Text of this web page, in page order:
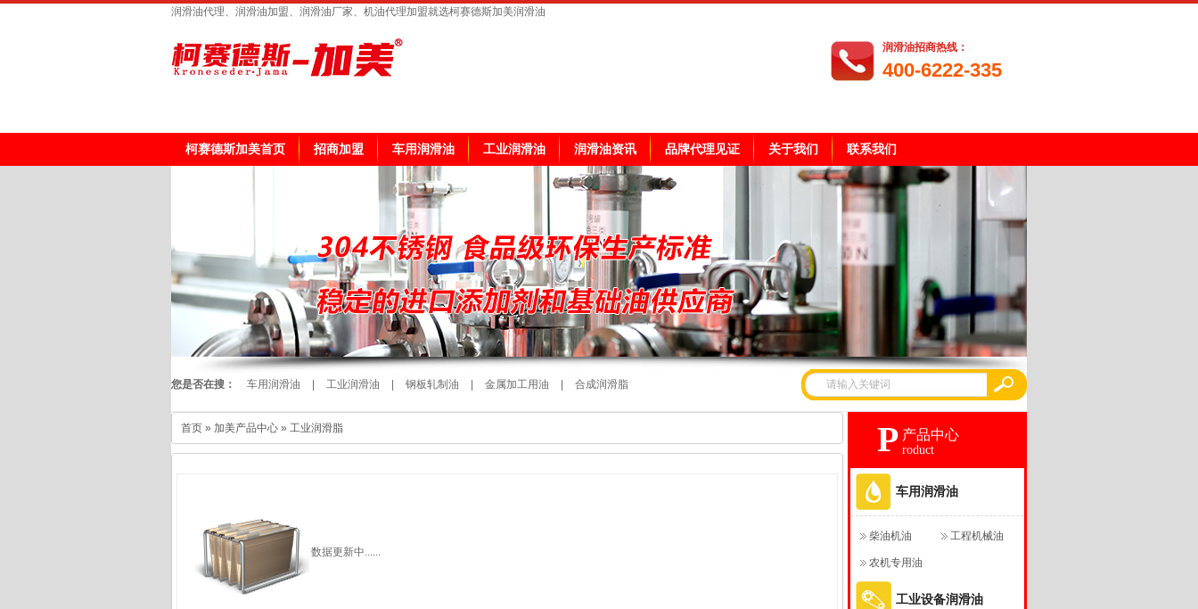
润滑油代理、润滑油加盟、润滑油厂家、机油代理加盟就选柯赛德斯加美润滑油
润滑油招商热线：
400-6222-335
柯赛德斯加美首页 招商加盟 车用润滑油 工业润滑油 润滑油资讯 品牌代理见证 关于我们 联系我们
您是否在搜： 车用润滑油 工业润滑油 钢板轧制油 金属加工用油 合成润滑脂
首页 » 加美产品中心 » 工业润滑脂
数据更新中......
P 产品中心
roduct
车用润滑油
柴油机油 工程机械油
农机专用油
工业设备润滑油